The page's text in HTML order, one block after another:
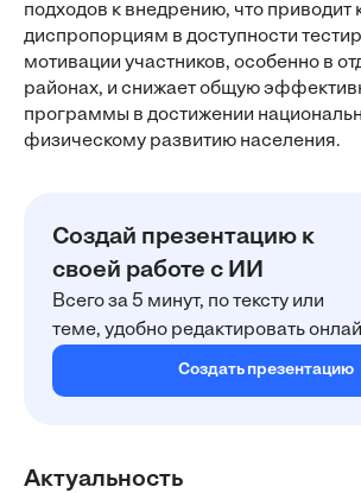
подходов к внедрению, что приводит
диспропорциям в доступности
мотивации участников, особенно в
районах, и снижает общую
программы в достижении
физическому развитию населения.
Создай презентацию к
своей работе с ИИ
Всего за 5 минут, по тексту или
теме, удобно редактировать
Создать презентацию
Актуальность